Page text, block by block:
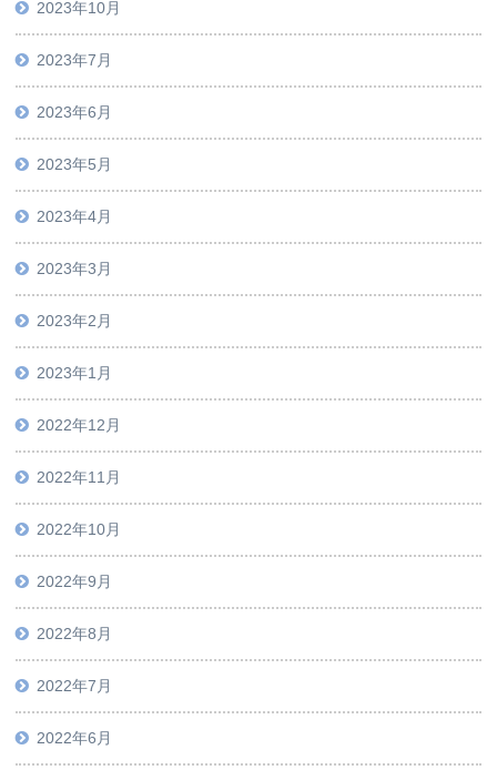
2023年10月
2023年7月
2023年6月
2023年5月
2023年4月
2023年3月
2023年2月
2023年1月
2022年12月
2022年11月
2022年10月
2022年9月
2022年8月
2022年7月
2022年6月